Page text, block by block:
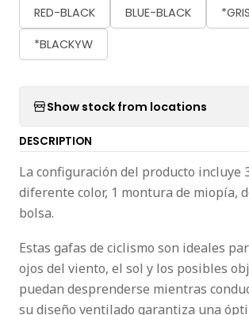
RED-BLACK BLUE-BLACK
*BLACKYW
Show stock from locations
DESCRIPTION
La configuración del producto incluye
diferente color, 1 montura de miopía,
bolsa.
Estas gafas de ciclismo son ideales
ojos del viento, el sol y los posibles
puedan desprenderse mientras
su diseño ventilado garantiza una